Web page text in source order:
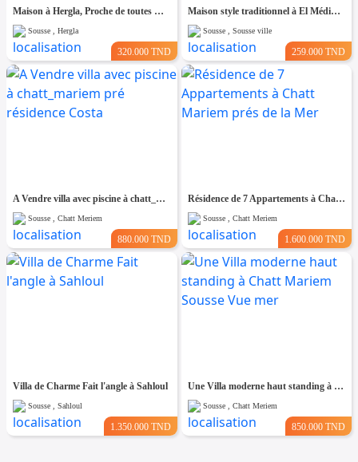
Maison à Hergla, Proche de toutes Commodités
Sousse , Hergla
320.000 TND
Maison style traditionnel à El Médina Sousse
Sousse , Sousse ville
259.000 TND
A Vendre villa avec piscine à chatt_mariem pré résidence Costa
Sousse , Chatt Meriem
880.000 TND
Résidence de 7 Appartements à Chatt Mariem prés de la Mer
Sousse , Chatt Meriem
1.600.000 TND
Villa de Charme Fait l'angle à Sahloul
Sousse , Sahloul
1.350.000 TND
Une Villa moderne haut standing à Chatt Mariem Sousse Vue mer
Sousse , Chatt Meriem
850.000 TND